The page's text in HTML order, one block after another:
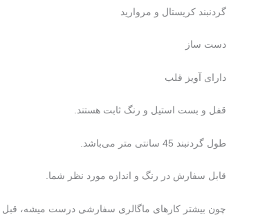
تومان۱۸۵۰۰۰گردنبند کریستال و مروارید
دست ساز
دارای آویز قلب
قفل و بست استیل و رنگ ثابت هستند.
طول گردنبند 45 سانتی متر می‌باشد.
قابل سفارش در رنگ و اندازه مورد نظر شما.
چون بیشتر کارهای ماگالری سفارشی درست میشه،